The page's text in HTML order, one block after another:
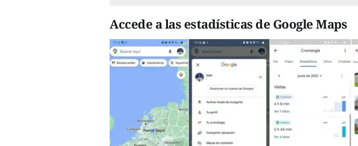
Accede a las estadísticas de Google Maps